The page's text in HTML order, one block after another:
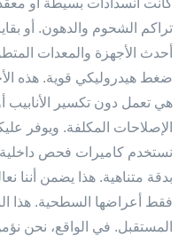
كانت انسدادات بسيطة أو
تراكم الشحوم والدهون. أو
أحدث الأجهزة والمعدات
ضغط هيدروليكي قوية. هذه
هي تعمل دون تكسير الأنابيب
الإصلاحات المكلفة. ويوفر
نستخدم كاميرات فحص داخلية
بدقة متناهية. هذا يضمن أننا
فقط أعراضها السطحية. هذا
المستقبل. في الواقع، نحن